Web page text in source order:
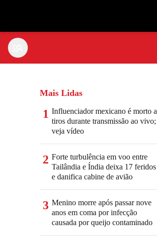
Mais Lidas
1 Influenciador mexicano é morto a
tiros durante transmissão ao vivo;
veja vídeo
2 Forte turbulência em voo entre
Tailândia e Índia deixa 17 feridos
e danifica cabine de avião
3 Menino morre após passar nove
anos em coma por infecção
causada por queijo contaminado